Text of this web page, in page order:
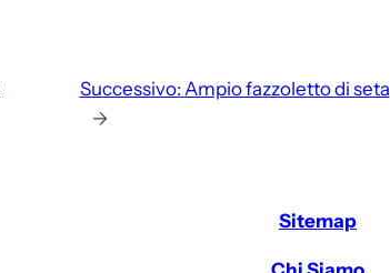
Successivo: Ampio fazzoletto di seta
→
Sitemap